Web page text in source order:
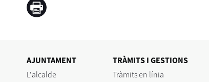
AJUNTAMENT
L'alcalde
TRÀMITS I GESTIONS
Tràmits en línia